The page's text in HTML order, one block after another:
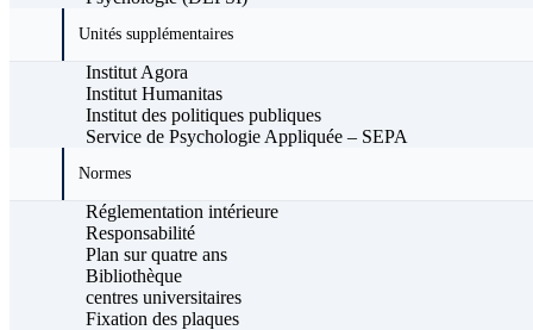
Unités supplémentaires
Institut Agora
Institut Humanitas
Institut des politiques publiques
Service de Psychologie Appliquée – SEPA
Normes
Réglementation intérieure
Responsabilité
Plan sur quatre ans
Bibliothèque
centres universitaires
Fixation des plaques